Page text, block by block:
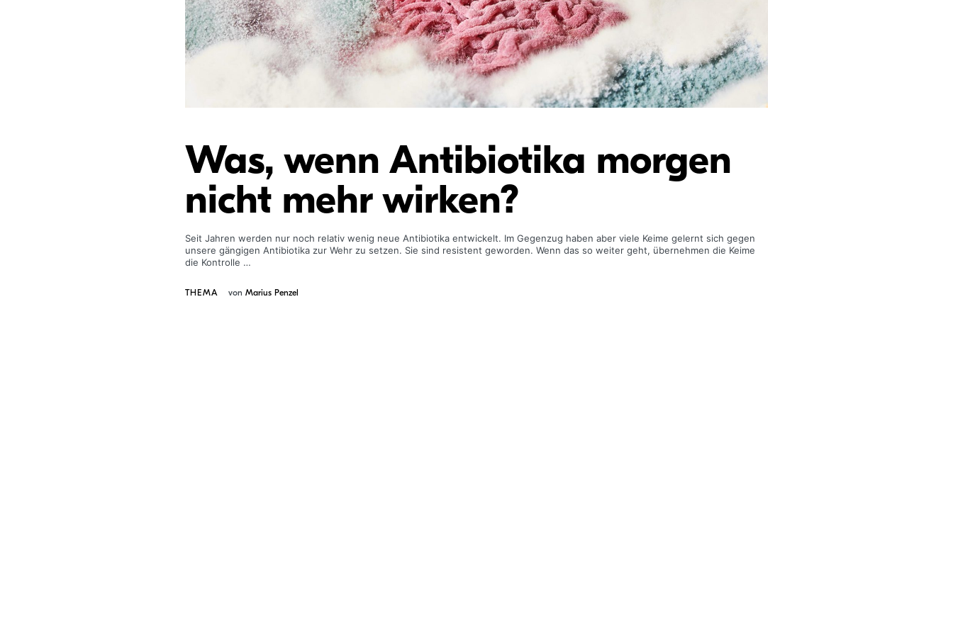
Was, wenn Antibiotika morgen
nicht mehr wirken?
Seit Jahren werden nur noch relativ wenig neue Antibiotika entwickelt. Im Gegenzug haben aber viele Keime gelernt sich gegen
unsere gängigen Antibiotika zur Wehr zu setzen. Sie sind resistent geworden. Wenn das so weiter geht, übernehmen die Keime
die Kontrolle …
THEMA vonMarius Penzel